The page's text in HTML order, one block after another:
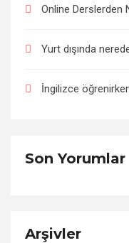
Online Derslerden
Yurt dışında
İngilizce
Son Yorumlar
Arşivler